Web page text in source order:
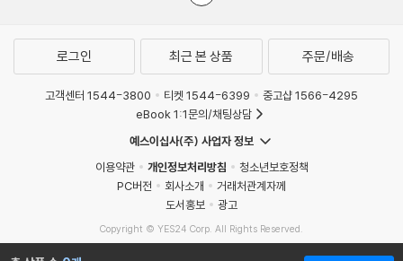
로그인 최근 본 상품 주문/배송
고객센터 1544-3800 티켓 1544-6399
중고샵 1566-4295
eBook 1:1문의/채팅상담
예스이십사(주) 사업자 정보
이용약관
개인정보처리방침
청소년보호정책
PC버전
회사소개
거래처관계자께
도서홍보
광고
Copyright © YES24 Corp. All Rights Reserved.
MATOM11